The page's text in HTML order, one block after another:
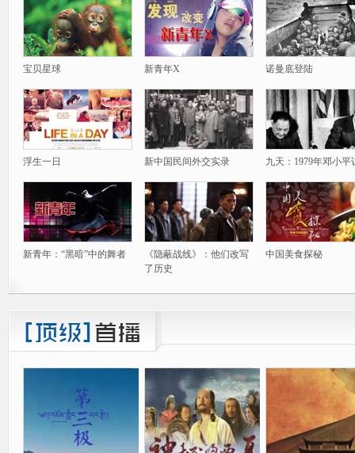
宝贝星球 新青年X 诺曼底登陆
浮生一日 新中国民间外交实录 九天：1979年邓小平
新青年：“黑暗”中的舞者
《隐蔽战线》：他们改写
了历史
中国美食探秘